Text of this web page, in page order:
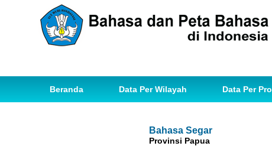
Beranda Data Per Wilayah Data Per
Bahasa Segar
Provinsi Papua